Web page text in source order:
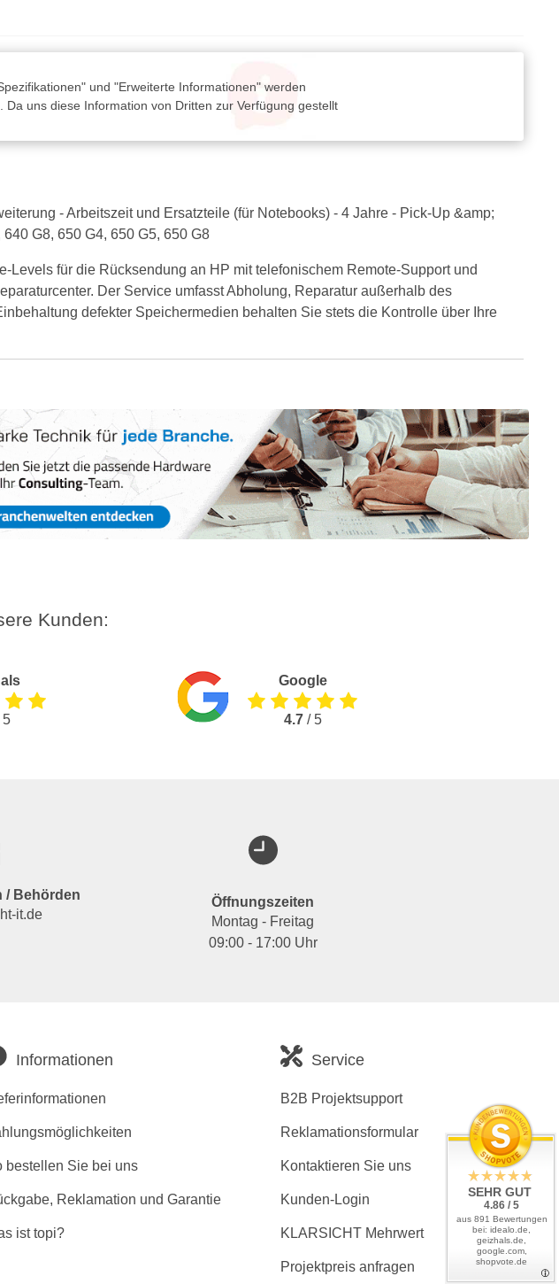
und "Erweiterte Informationen" werden
uns diese Information von Dritten zur Verfügung gestellt
- Arbeitszeit und Ersatzteile (für Notebooks) - 4 Jahre - Pick-Up &amp;
G8, 650 G4, 650 G5, 650 G8
für die Rücksendung an HP mit telefonischem Remote-Support und
Der Service umfasst Abholung, Reparatur außerhalb des
defekter Speichermedien behalten Sie stets die Kontrolle über Ihre
Kunden:
Google
4.7/ 5
/ Behörden
it.de
Öffnungszeiten
Montag - Freitag
09:00 - 17:00 Uhr
Informationen
bestellen Sie bei uns
Reklamation und Garantie
ist topi?
Service
B2B Projektsupport
Reklamationsformular
Kontaktieren Sie uns
Kunden-Login
KLARSICHT Mehrwert
Projektpreis anfragen
SEHR GUT
4.86 / 5
aus 891 Bewertungen
bei: idealo.de,
geizhals.de,
google.com,
shopvote.de